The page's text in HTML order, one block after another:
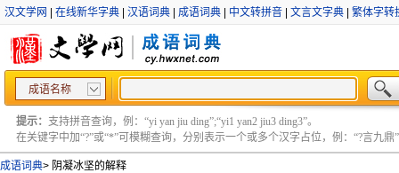
汉文学网 在线新华字典 汉语词典 成语词典 中文转拼音 文言文字典 繁体字转
成语名称
提示： 支持拼音查询，例：“yi yan jiu ding”;“yi1 yan2 jiu3 ding3”。
在关键字中加“?”或“*”可模糊查询，分别表示一个或多个汉字占位，例：“?言九鼎”
成语词典> 阴凝冰坚的解释